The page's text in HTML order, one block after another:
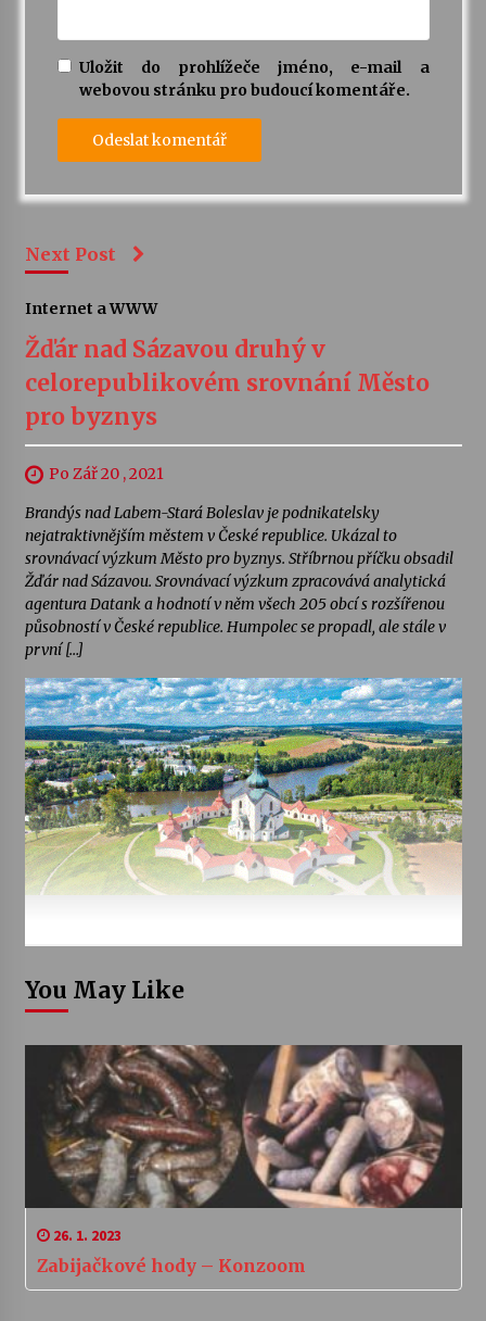
Uložit do prohlížeče jméno, e-mail a
webovou stránku pro budoucí komentáře.
Next Post
Internet a WWW
Žďár nad Sázavou druhý v
celorepublikovém srovnání Město
pro byznys
Po Zář 20 , 2021
Brandýs nad Labem-Stará Boleslav je podnikatelsky
nejatraktivnějším městem v České republice. Ukázal to
srovnávací výzkum Město pro byznys. Stříbrnou příčku obsadil
Žďár nad Sázavou. Srovnávací výzkum zpracovává analytická
agentura Datank a hodnotí v něm všech 205 obcí s rozšířenou
působností v České republice. Humpolec se propadl, ale stále v
první […]
You May Like
26. 1. 2023
Zabijačkové hody – Konzoom